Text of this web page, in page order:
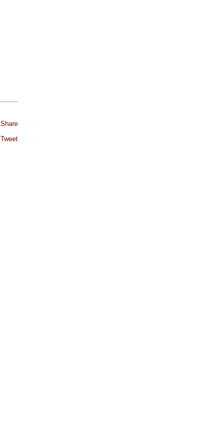
Share
Tweet